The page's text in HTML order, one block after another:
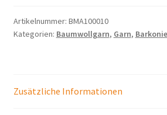
Artikelnummer: BMA100010
Kategorien: Baumwollgarn, Garn,
Zusätzliche Informationen